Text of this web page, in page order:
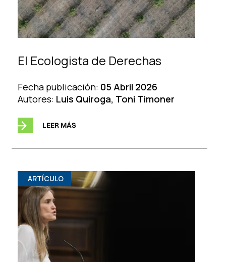
El Ecologista de Derechas
Fecha publicación: 05 Abril 2026
Autores: Luis Quiroga, Toni Timoner
LEER MÁS
ARTÍCULO